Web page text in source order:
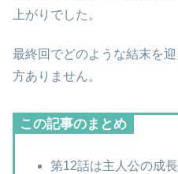
上がりでした。
最終回でどのような結末を
方ありません。
この記事のまとめ
第12話は主人公の成